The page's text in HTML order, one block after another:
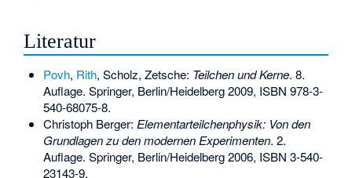
Literatur
Povh, Rith, Scholz, Zetsche: Teilchen und Kerne. 8.
Auflage. Springer, Berlin/Heidelberg 2009, ISBN 978-3-
540-68075-8.
Christoph Berger: Elementarteilchenphysik: Von den
Grundlagen zu den modernen Experimenten. 2.
Auflage. Springer, Berlin/Heidelberg 2006, ISBN 3-540-
23143-9.